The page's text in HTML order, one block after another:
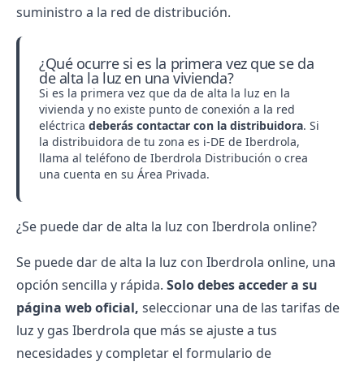
suministro a la red de distribución.
¿Qué ocurre si es la primera vez que se da
de alta la luz en una vivienda?
Si es la primera vez que da de alta la luz en la
vivienda y no existe punto de conexión a la red
eléctrica deberás contactar con la distribuidora. Si
la distribuidora de tu zona es i-DE de Iberdrola,
llama al teléfono de Iberdrola Distribución o crea
una cuenta en su Área Privada.
¿Se puede dar de alta la luz con Iberdrola online?
Se puede dar de alta la luz con Iberdrola online, una
opción sencilla y rápida. Solo debes acceder a su
página web oficial, seleccionar una de las tarifas de
luz y gas Iberdrola que más se ajuste a tus
necesidades y completar el formulario de